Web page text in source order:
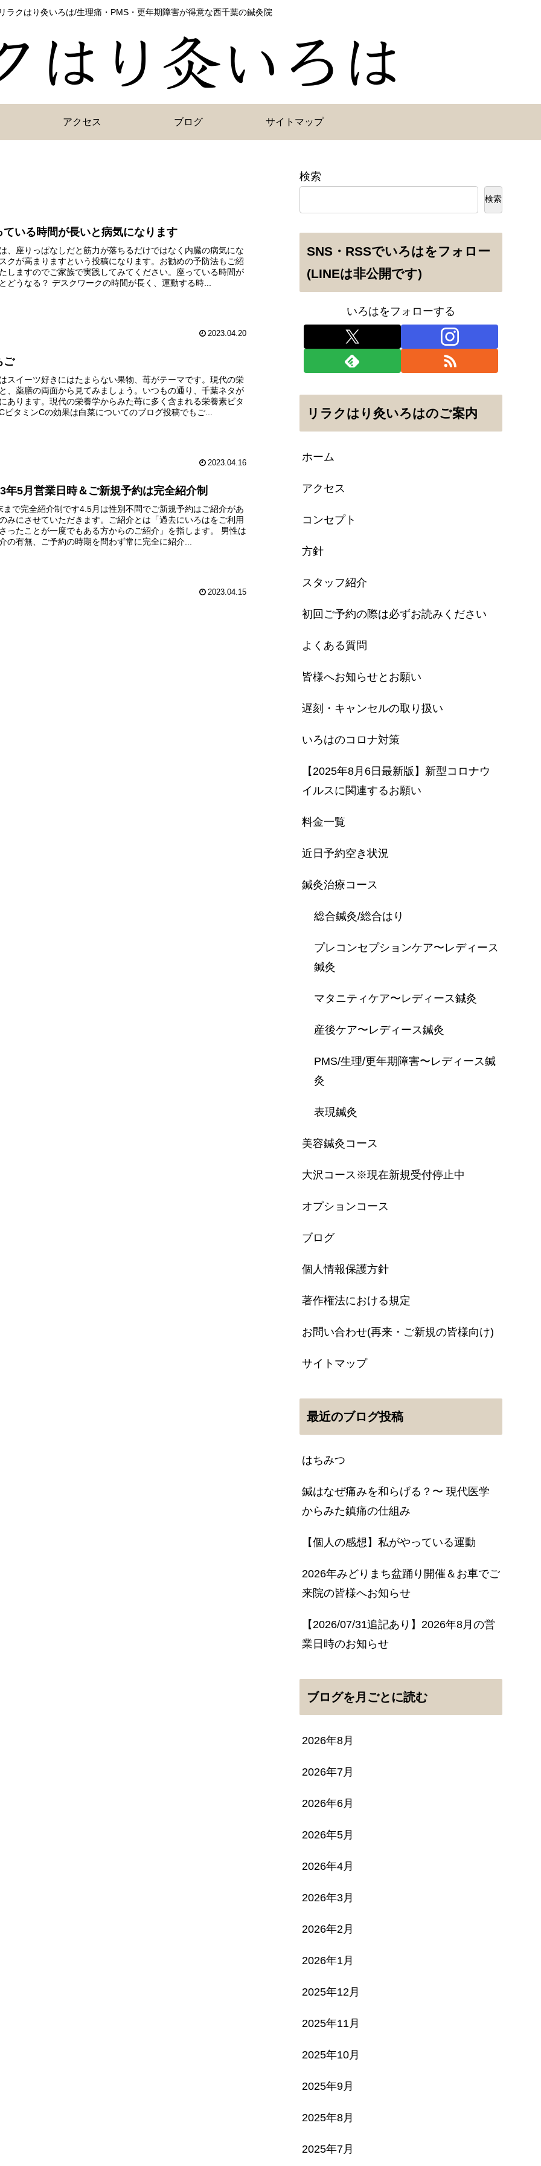
ラクはり灸いろは/生理痛・PMS・更年期障害が得意な西千葉の鍼灸院
アクセス ブログ サイトマップ
ている時間が長いと病気になります
、座りっぱなしだと筋力が落ちるだけではなく内臓の病気にな
クが高まりますという投稿になります。お勧めの予防法もご紹
しますのでご家族で実践してみてください。座っている時間が
どうなる？ デスクワークの時間が長く、運動する時...
2023.04.20
ご
スイーツ好きにはたまらない果物、苺がテーマです。現代の栄
、薬膳の両面から見てみましょう。いつもの通り、千葉ネタが
あります。現代の栄養学からみた苺に多く含まれる栄養素ビタ
ビタミンCの効果は白菜についてのブログ投稿でもご...
2023.04.16
年5月営業日時＆ご新規予約は完全紹介制
まで完全紹介制です4.5月は性別不問でご新規予約はご紹介があ
みにさせていただきます。ご紹介とは「過去にいろはをご利用
ったことが一度でもある方からのご紹介」を指します。 男性は
の有無、ご予約の時期を問わず常に完全に紹介...
2023.04.15
検索
検索
SNS・RSSでいろはをフォロー
(LINEは非公開です)
いろはをフォローする
リラクはり灸いろはのご案内
ホーム
アクセス
コンセプト
方針
スタッフ紹介
初回ご予約の際は必ずお読みください
よくある質問
皆様へお知らせとお願い
遅刻・キャンセルの取り扱い
いろはのコロナ対策
【2025年8月6日最新版】新型コロナウ
イルスに関連するお願い
料金一覧
近日予約空き状況
鍼灸治療コース
総合鍼灸/総合はり
プレコンセプションケア〜レディース
鍼灸
マタニティケア〜レディース鍼灸
産後ケア〜レディース鍼灸
PMS/生理/更年期障害〜レディース鍼
灸
表現鍼灸
美容鍼灸コース
大沢コース※現在新規受付停止中
オプションコース
ブログ
個人情報保護方針
著作権法における規定
お問い合わせ(再来・ご新規の皆様向け)
サイトマップ
最近のブログ投稿
はちみつ
鍼はなぜ痛みを和らげる？〜 現代医学
からみた鎮痛の仕組み
【個人の感想】私がやっている運動
2026年みどりまち盆踊り開催＆お車でご
来院の皆様へお知らせ
【2026/07/31追記あり】2026年8月の営
業日時のお知らせ
ブログを月ごとに読む
2026年8月
2026年7月
2026年6月
2026年5月
2026年4月
2026年3月
2026年2月
2026年1月
2025年12月
2025年11月
2025年10月
2025年9月
2025年8月
2025年7月